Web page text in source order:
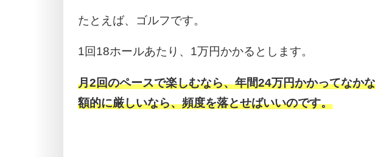
たとえば、ゴルフです。
1回18ホールあたり、1万円かかるとします。
月2回のペースで楽しむなら、年間24万円かかってなか
額的に厳しいなら、頻度を落とせばいいのです。